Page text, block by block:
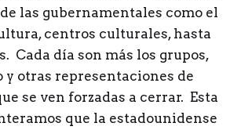
las gubernamentales como el
centros culturales, hasta
Cada día son más los grupos,
y otras representaciones de
se ven forzadas a cerrar. Esta
que la estadounidense